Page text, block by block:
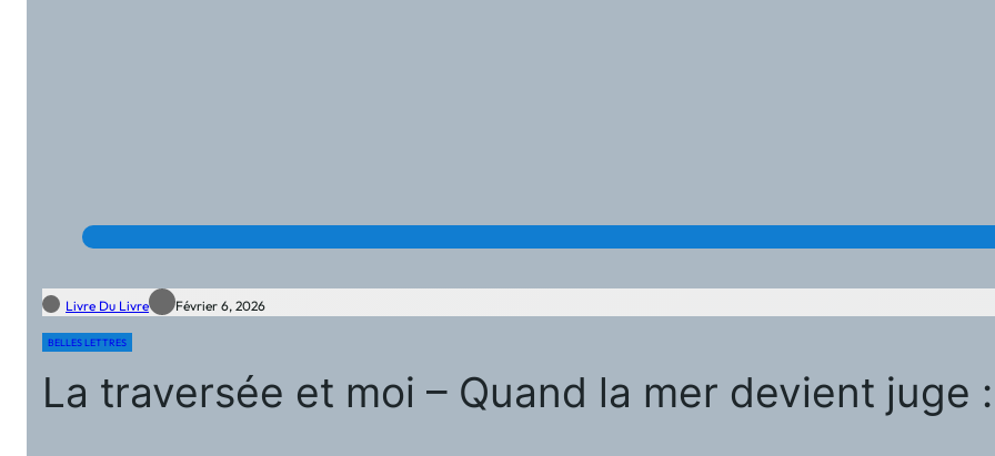
Livre Du Livre Février 6, 2026
BELLES LETTRES
La traversée et moi – Quand la mer devient